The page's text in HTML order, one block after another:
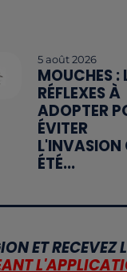
5 août 2026
MOUCHES :
RÉFLEXES À
ADOPTER
ÉVITER
L'INVASION
ÉTÉ...
ET